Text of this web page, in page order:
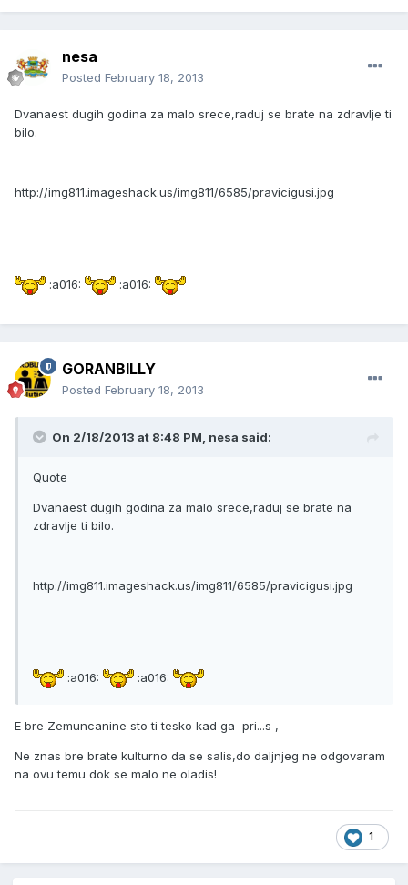
nesa
Posted February 18, 2013
Dvanaest dugih godina za malo srece,raduj se brate na zdravlje ti
bilo.
http://img811.imageshack.us/img811/6585/pravicigusi.jpg
:a016: :a016:
GORANBILLY
Posted February 18, 2013
On 2/18/2013 at 8:48 PM, nesa said:
Quote
Dvanaest dugih godina za malo srece,raduj se brate na
zdravlje ti bilo.
http://img811.imageshack.us/img811/6585/pravicigusi.jpg
:a016: :a016:
E bre Zemuncanine sto ti tesko kad ga pri...s ,
Ne znas bre brate kulturno da se salis,do daljnjeg ne odgovaram
na ovu temu dok se malo ne oladis!
1